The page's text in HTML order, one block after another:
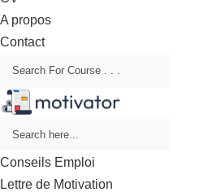
A propos
Contact
Conseils Emploi
Lettre de Motivation